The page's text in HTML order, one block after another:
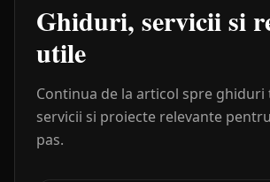
Ghiduri, servicii si
utile
Continua de la articol spre ghiduri
servicii si proiecte relevante
pas.